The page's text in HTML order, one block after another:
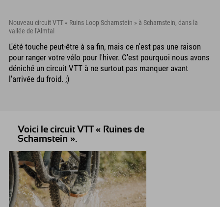
Nouveau circuit VTT « Ruins Loop Scharnstein » à Scharnstein, dans la
vallée de l'Almtal
L'été touche peut-être à sa fin, mais ce n'est pas une raison
pour ranger votre vélo pour l'hiver. C'est pourquoi nous avons
déniché un circuit VTT à ne surtout pas manquer avant
l'arrivée du froid. ;)
Voici le circuit VTT « Ruines de
Scharnstein ».